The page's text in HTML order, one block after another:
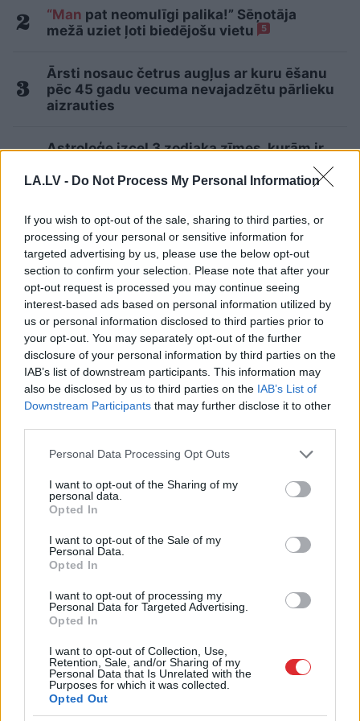
LA.LV - Do Not Process My Personal Information
If you wish to opt-out of the sale, sharing to third parties, or
processing of your personal or sensitive information for
targeted advertising by us, please use the below opt-out
section to confirm your selection. Please note that after your
opt-out request is processed you may continue seeing
interest-based ads based on personal information utilized by
us or personal information disclosed to third parties prior to
your opt-out. You may separately opt-out of the further
disclosure of your personal information by third parties on the
IAB’s list of downstream participants. This information may
also be disclosed by us to third parties on the IAB’s List of
Downstream Participants that may further disclose it to other
Please note that this website/app uses one or more Google
not limited to your visit or usage behaviour. You may click to
grant or deny consent to Google and its third-party tags to
use your data for below specified purposes in below Google
consent section.
Personal Data Processing Opt Outs
I want to opt-out of the Sharing of my
personal data.
Opted In
I want to opt-out of the Sale of my
Personal Data.
Opted In
I want to opt-out of processing my
Personal Data for Targeted Advertising.
Opted In
I want to opt-out of Collection, Use,
Retention, Sale, and/or Sharing of my
Personal Data that Is Unrelated with the
Purposes for which it was collected.
Opted Out
“Man pat neomulīgi palika!” Sēņotāja
mežā uziet ļoti biedējošu vietu
5
Ārsti nosauc četrus augļus ar kuru ēšanu
pēc 45 gadu vecuma nevajadzētu pārlieku
aizrauties
Astroloģe izceļ 3 zodiaka zīmes, kurām ir
nosliece uz emocionālu kontroli pār citiem
cilvēkiem
Slaidiņš:Izskatās, ka jaunais Ukrainas
bruņoto spēku virspavēlnieks ir nolēmis
mainīt pieeju
“Pirmo reizi ko tādu redzu.” Pircēji
sajūsmā par veikalā novēroto
jaunieviesumu
Lasīt citas ziņas
Masksatsakās no
vienošanās ar Zelenski;
atklājas, par ko viņiem ir